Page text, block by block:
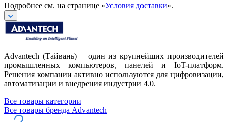
Подробнее см. на странице «Условия доставки».
Advantech (Тайвань) – один из крупнейших производителей
промышленных компьютеров, панелей и IoT-платформ.
Решения компании активно используются для цифровизации,
автоматизации и внедрения индустрии 4.0.
Все товары категории
Все товары бренда Advantech